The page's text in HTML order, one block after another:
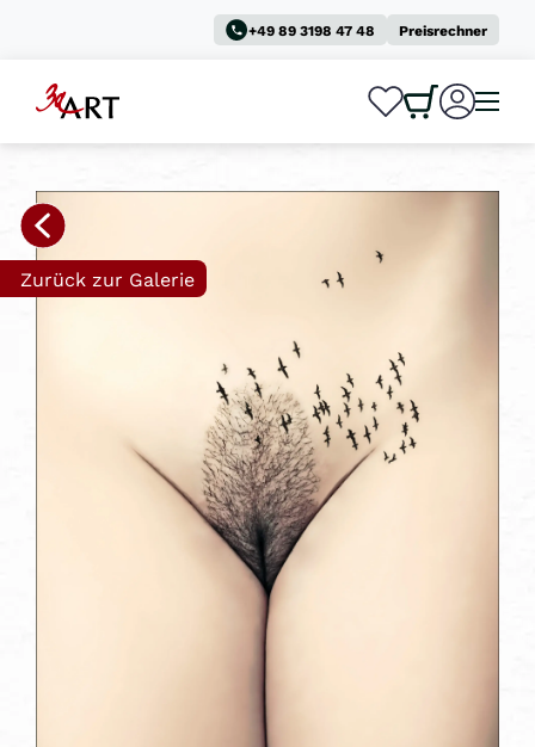
+49 89 3198 47 48 Preisrechner
0
Zurück zur Galerie